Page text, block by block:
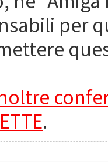
per
.